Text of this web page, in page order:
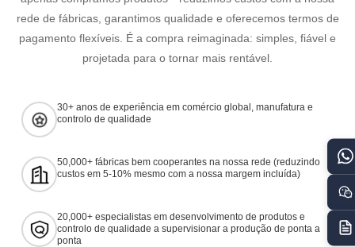
rede de fábricas, garantimos qualidade e oferecemos termos de
pagamento flexíveis. É a compra reimaginada: simples, fiável e
projetada para o tornar mais rentável.
30+ anos de experiência em comércio global, manufatura e
controlo de qualidade
50,000+ fábricas bem cooperantes na nossa rede (reduzindo
custos em 5-10% mesmo com a nossa margem incluída)
20,000+ especialistas em desenvolvimento de produtos e
controlo de qualidade a supervisionar a produção de ponta a
ponta